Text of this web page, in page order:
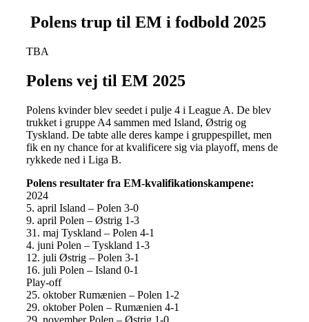
Polens trup til EM i fodbold 2025
TBA
Polens vej til EM 2025
Polens kvinder blev seedet i pulje 4 i League A. De blev
trukket i gruppe A4 sammen med Island, Østrig og
Tyskland. De tabte alle deres kampe i gruppespillet, men
fik en ny chance for at kvalificere sig via playoff, mens de
rykkede ned i Liga B.
Polens resultater fra EM-kvalifikationskampene:
2024
5. april Island – Polen 3-0
9. april Polen – Østrig 1-3
31. maj Tyskland – Polen 4-1
4. juni Polen – Tyskland 1-3
12. juli Østrig – Polen 3-1
16. juli Polen – Island 0-1
Play-off
25. oktober Rumænien – Polen 1-2
29. oktober Polen – Rumænien 4-1